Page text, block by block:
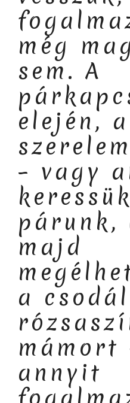
még
sem. A
elején, a
– vagy
párunk,
majd
a
mámort
annyit